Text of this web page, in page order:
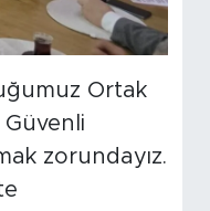
Ortak
Güvenli
zorundayız.